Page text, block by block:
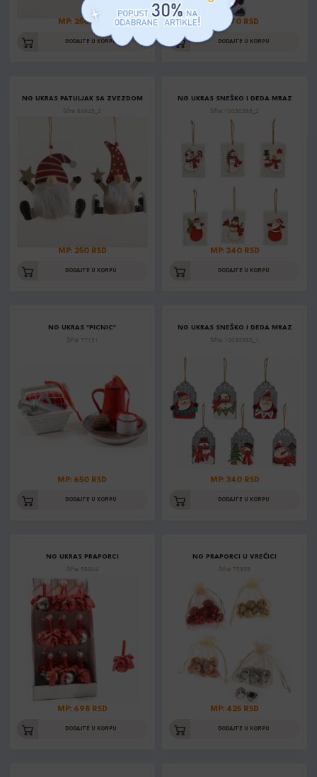
MP: 250 RSD
DODAJTE U KORPU
MP: 170 RSD
DODAJTE U KORPU
NG UKRAS PATULJAK SA ZVEZDOM
Šifra: 64923_2
MP: 250 RSD
DODAJTE U KORPU
NG UKRAS SNEŠKO I DEDA MRAZ
Šifra: 10030383_2
MP: 340 RSD
DODAJTE U KORPU
NG UKRAS "PICNIC"
Šifra: 77131
MP: 650 RSD
DODAJTE U KORPU
NG UKRAS SNEŠKO I DEDA MRAZ
Šifra: 10030383_1
MP: 340 RSD
DODAJTE U KORPU
NG UKRAS PRAPORCI
Šifra: 50844
MP: 698 RSD
DODAJTE U KORPU
NG PRAPORCI U VREĆICI
Šifra: 75938
MP: 425 RSD
DODAJTE U KORPU